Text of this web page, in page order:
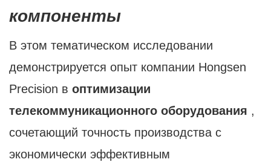
компоненты
В этом тематическом исследовании
демонстрируется опыт компании Hongsen
Precision в оптимизации
телекоммуникационного оборудования ,
сочетающий точность производства с
экономически эффективным